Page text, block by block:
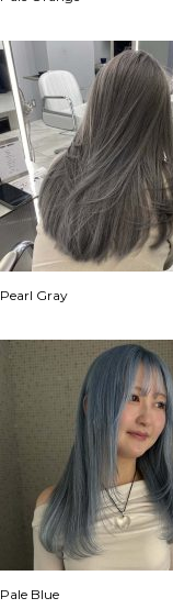
Pearl Gray
Pale Blue